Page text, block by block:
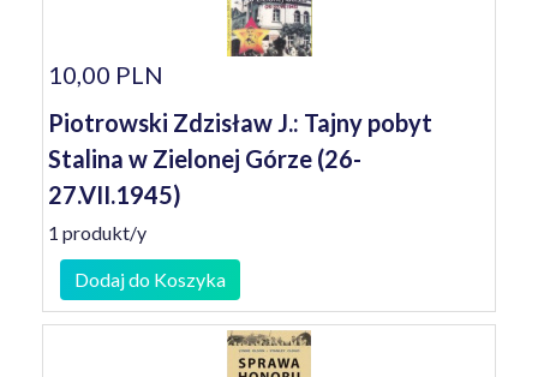
10,00 PLN
Piotrowski Zdzisław J.: Tajny pobyt
Stalina w Zielonej Górze (26-
27.VII.1945)
1 produkt/y
Dodaj do Koszyka